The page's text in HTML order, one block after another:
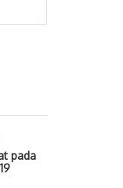
pada